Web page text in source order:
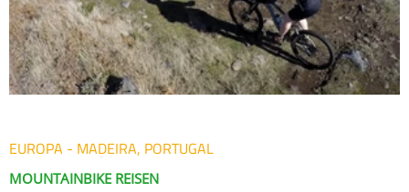
EUROPA - MADEIRA, PORTUGAL
MOUNTAINBIKE REISEN